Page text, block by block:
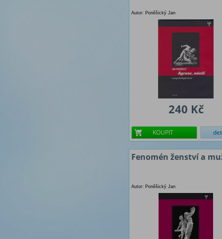
Autor: Poněšický Jan
240 Kč
KOUPIT
Fenomén ženství a
Autor: Poněšický Jan